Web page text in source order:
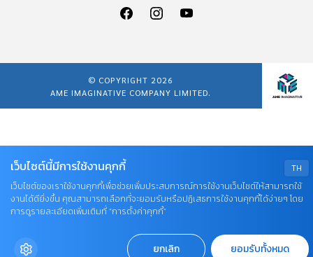
© COPYRIGHT 2026
AME IMAGINATIVE COMPANY LIMITED.
TH
เว็บไซต์นี้มีการใช้งานคุกกี้
เว็บไซต์ของเราใช้งานคุกกี้เพื่อช่วยเพิ่มประสบการณ์การใช้งานเว็บไซต์ให้สามารถใช้
งานได้ดียิ่งขึ้น คุณสามารถเลือกที่จะยอมรับหรือปฏิเสธการใช้งานคุกกี้ได้ง่ายๆ โดย
การดูรายละเอียดเพิ่มเติมที่ “การตั้งค่าคุกกี้”
ยกเลิก ยอมรับทั้งหมด